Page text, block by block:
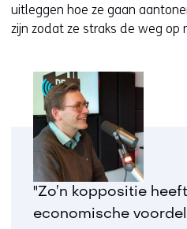
uitleggen hoe ze gaan
zijn zodat ze straks de weg op
"Zo’n koppositie
economische